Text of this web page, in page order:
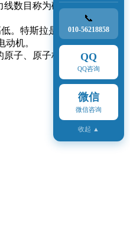
线数目称为磁通量密度。
。特斯拉是磁通密度的国
机。
子、原子核和基本粒子，
📞
010-56218858
QQ
QQ咨询
微信
微信咨询
收起 ▲